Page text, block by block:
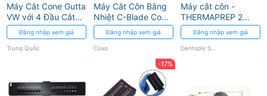
Máy Cắt Cone Gutta
VW với 4 Đầu Cắt
và Sạc Không Dây
Đăng nhập xem giá
Trung Quốc
Máy Cắt Côn Bằng
Nhiệt C-Blade Coxo
- Hiệu Suất Cao
Đăng nhập xem giá
Coxo
Máy cắt côn -
THERMAPREP 2
Dentsply Sirona
Đăng nhập xem giá
Dentsply Sirona
-17%